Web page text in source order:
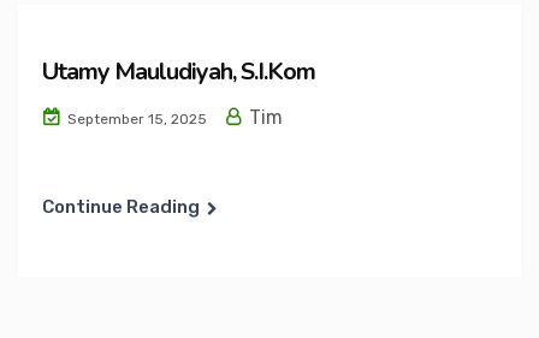
Utamy Mauludiyah, S.I.Kom
September 15, 2025 Tim
Continue Reading